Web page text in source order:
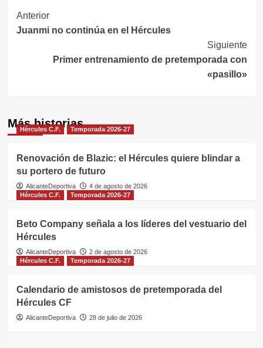
Navegación
de
entradas
Anterior
Juanmi no continúa en el Hércules
Siguiente
Primer entrenamiento de pretemporada con
«pasillo»
Más historias
Hércules C.F. Temporada 2026-27
Renovación de Blazic: el Hércules quiere blindar a
su portero de futuro
AlicanteDeportiva
4 de agosto de 2026
Hércules C.F.
Temporada 2026-27
Beto Company señala a los líderes del vestuario del
Hércules
AlicanteDeportiva
2 de agosto de 2026
Hércules C.F.
Temporada 2026-27
Calendario de amistosos de pretemporada del
Hércules CF
AlicanteDeportiva 28 de julio de 2026